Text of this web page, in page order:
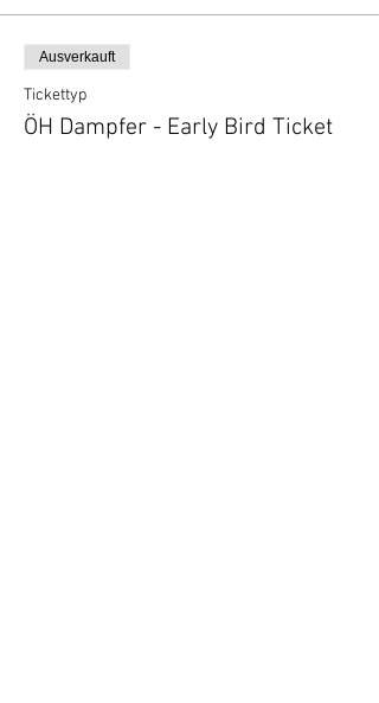
Ausverkauft
Tickettyp
ÖH Dampfer - Early Bird Ticket